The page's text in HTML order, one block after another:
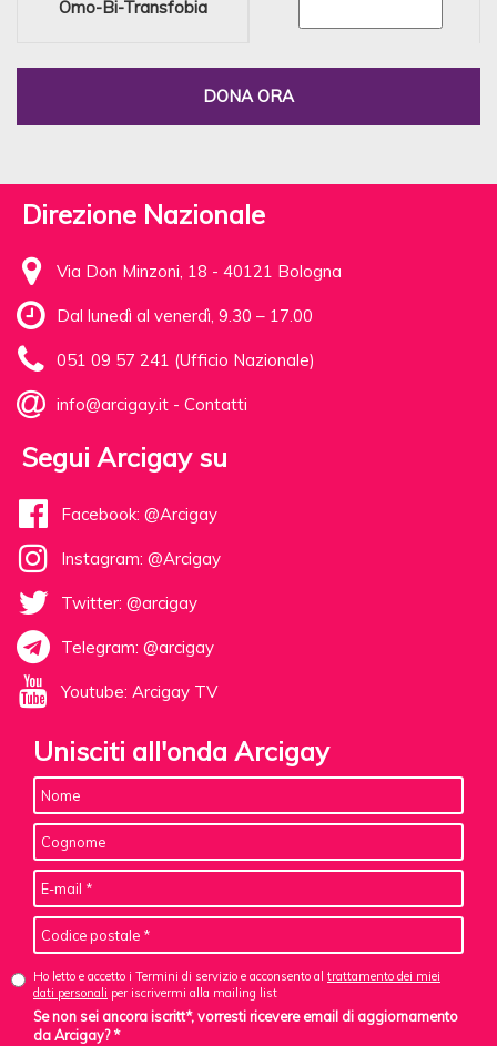
Omo-Bi-Transfobia
DONA ORA
Direzione Nazionale
Via Don Minzoni, 18 - 40121 Bologna
Dal lunedì al venerdì, 9.30 – 17.00
051 09 57 241 (Ufficio Nazionale)
info@arcigay.it - Contatti
Segui Arcigay su
Facebook: @Arcigay
Instagram: @Arcigay
Twitter: @arcigay
Telegram: @arcigay
Youtube: Arcigay TV
Unisciti all'onda Arcigay
Ho letto e accetto i Termini di servizio e acconsento al trattamento dei miei
dati personali per iscrivermi alla mailing list
Se non sei ancora iscritt*, vorresti ricevere email di aggiornamento
da Arcigay? *